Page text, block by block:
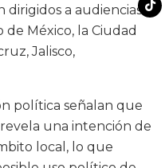
dirigidos a audiencias
México, la Ciudad
Jalisco,
política señalan que
una intención de
local, lo que